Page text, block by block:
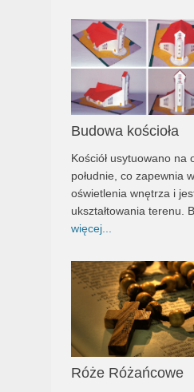
Budowa kościoła
Kościół usytuowano na
południe, co zapewnia
oświetlenia wnętrza i
ukształtowania terenu.
więcej...
Róże Różańcowe